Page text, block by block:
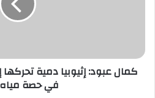
كمال عبود: إثيوبيا دمية
في حصة مياه